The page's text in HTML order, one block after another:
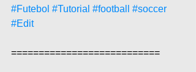
#Futebol #Tutorial #football
#soccer
#Edit
===========================